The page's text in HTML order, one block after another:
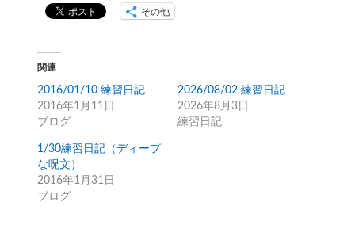
その他
関連
2016/01/10 練習日記
2016年1月11日
ブログ
2026/08/02 練習日記
2026年8月3日
練習日記
1/30練習日記（ディープ
な呪文）
2016年1月31日
ブログ